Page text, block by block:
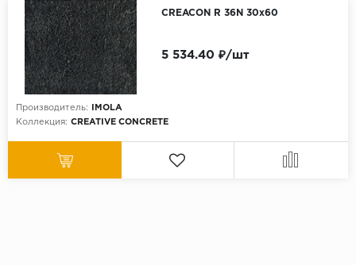
CREACON R 36N 30x60
Производитель:
IMOLA
Коллекция: CREATIVE CONCRETE
5 534.40 ₽/шт